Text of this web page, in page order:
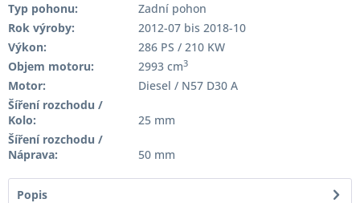
Typ pohonu:
Zadní pohon
Rok výroby:
2012-07 bis 2018-10
Výkon:
286 PS / 210 KW
Objem motoru:
2993 cm3
Motor:
Diesel / N57 D30 A
Šíření rozchodu /
Kolo:
25 mm
Šíření rozchodu /
Náprava:
50 mm
Popis